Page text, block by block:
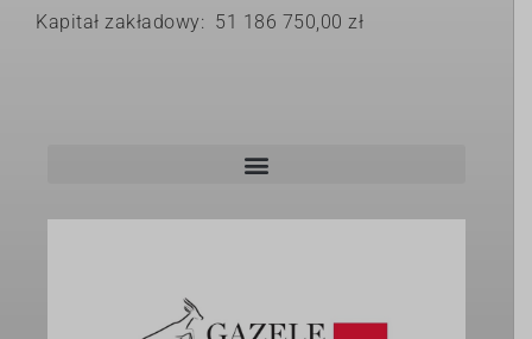
Kapitał zakładowy: 51 186 750,00 zł